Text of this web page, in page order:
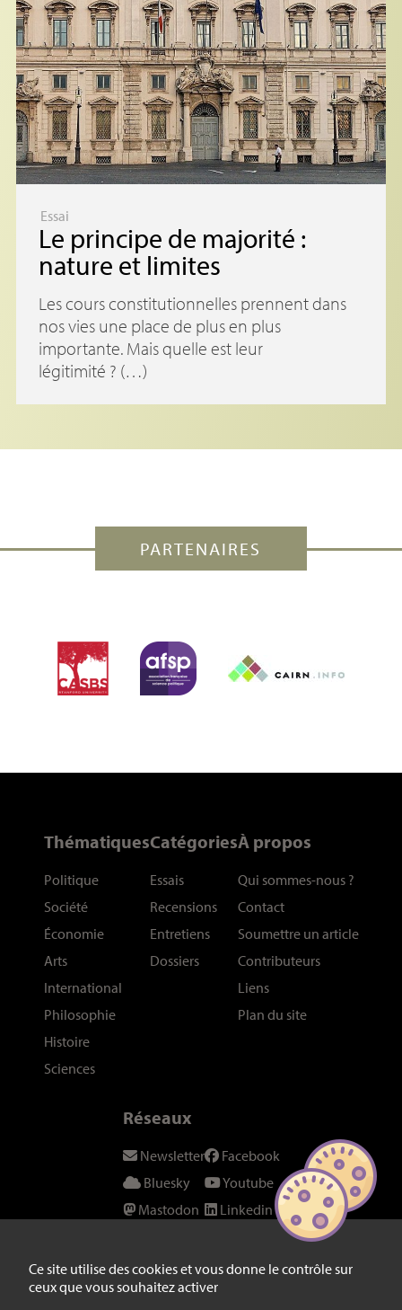
Ce site utilise des cookies et vous donne le contrôle sur
ceux que vous souhaitez activer
Essai
Le principe de majorité :
nature et limites
Les cours constitutionnelles prennent dans
nos vies une place de plus en plus
importante. Mais quelle est leur
légitimité ? (…)
PARTENAIRES
Thématiques
Politique
Société
Économie
Arts
International
Philosophie
Histoire
Sciences
Catégories
Essais
Recensions
Entretiens
Dossiers
À propos
Qui sommes-nous ?
Contact
Soumettre un article
Contributeurs
Liens
Plan du site
Réseaux
Newsletter
Bluesky
Mastodon
Instagram
Twitter/X
Facebook
Youtube
Linkedin
Fil RSS